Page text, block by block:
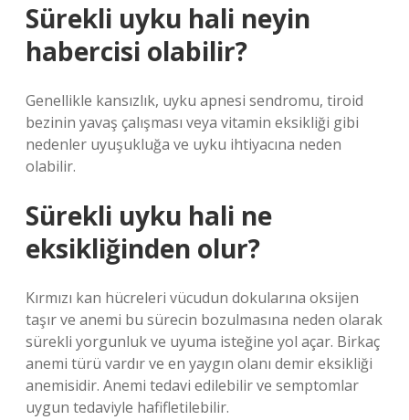
Sürekli uyku hali neyin
habercisi olabilir?
Genellikle kansızlık, uyku apnesi sendromu, tiroid
bezinin yavaş çalışması veya vitamin eksikliği gibi
nedenler uyuşukluğa ve uyku ihtiyacına neden
olabilir.
Sürekli uyku hali ne
eksikliğinden olur?
Kırmızı kan hücreleri vücudun dokularına oksijen
taşır ve anemi bu sürecin bozulmasına neden olarak
sürekli yorgunluk ve uyuma isteğine yol açar. Birkaç
anemi türü vardır ve en yaygın olanı demir eksikliği
anemisidir. Anemi tedavi edilebilir ve semptomlar
uygun tedaviyle hafifletilebilir.